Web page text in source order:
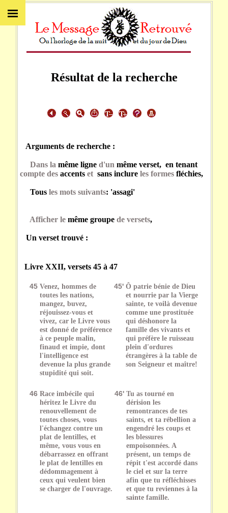
Résultat de la recherche
Arguments de recherche :
Dans la même ligne d'un même verset, en tenant
compte des accents et sans inclureles formes fléchies,
Tous les mots suivants: 'assagi'
Afficher le même groupede versets,
Un verset trouvé :
Livre XXII, versets 45 à 47
45 Venez, hommes de
toutes les nations,
mangez, buvez,
réjouissez-vous et
vivez, car le Livre vous
est donné de préférence
à ce peuple malin,
finaud et impie, dont
l'intelligence est
devenue la plus grande
stupidité qui soit.
45' Ô patrie bénie de Dieu
et nourrie par la Vierge
sainte, te voilà devenue
comme une prostituée
qui déshonore la
famille des vivants et
qui préfère le ruisseau
plein d'ordures
étrangères à la table de
son Seigneur et maître!
46 Race imbécile qui
héritez le Livre du
renouvellement de
toutes choses, vous
l'échangez contre un
plat de lentilles, et
même, vous vous en
débarrassez en offrant
le plat de lentilles en
dédommagement à
ceux qui veulent bien
se charger de l'ouvrage.
46' Tu as tourné en
dérision les
remontrances de tes
saints, et ta rébellion a
engendré les coups et
les blessures
empoisonnées. A
présent, un temps de
répit t'est accordé dans
le ciel et sur la terre
afin que tu réfléchisses
et que tu reviennes à la
sainte famille.